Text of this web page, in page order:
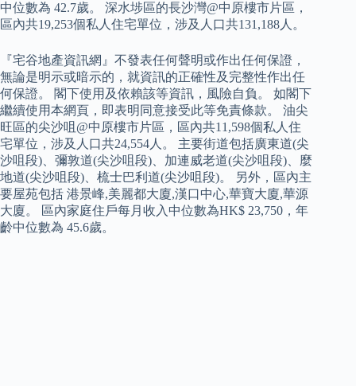
中位數為 42.7歲。 深水埗區的長沙灣@中原樓市片區，
區內共19,253個私人住宅單位，涉及人口共131,188人。
『宅谷地產資訊網』不發表任何聲明或作出任何保證，
無論是明示或暗示的，就資訊的正確性及完整性作出任
何保證。 閣下使用及依賴該等資訊，風險自負。 如閣下
繼續使用本網頁，即表明同意接受此等免責條款。 油尖
旺區的尖沙咀@中原樓市片區，區內共11,598個私人住
宅單位，涉及人口共24,554人。 主要街道包括廣東道(尖
沙咀段)、彌敦道(尖沙咀段)、加連威老道(尖沙咀段)、麼
地道(尖沙咀段)、梳士巴利道(尖沙咀段)。 另外，區內主
要屋苑包括 港景峰,美麗都大廈,漢口中心,華寶大廈,華源
大廈。 區內家庭住戶每月收入中位數為HK$ 23,750，年
齡中位數為 45.6歲。